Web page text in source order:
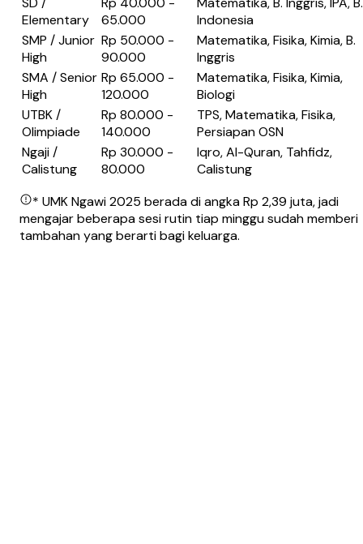
Elementary
65.000
Indonesia
SMP / Junior
High
Rp 50.000 -
90.000
Matematika, Fisika, Kimia, B.
Inggris
SMA / Senior
High
Rp 65.000 -
120.000
Matematika, Fisika, Kimia,
Biologi
UTBK /
Olimpiade
Rp 80.000 -
140.000
TPS, Matematika, Fisika,
Persiapan OSN
Ngaji /
Calistung
Rp 30.000 -
80.000
Iqro, Al-Quran, Tahfidz,
Calistung
* UMK Ngawi 2025 berada di angka Rp 2,39 juta, jadi
mengajar beberapa sesi rutin tiap minggu sudah memberi
tambahan yang berarti bagi keluarga.